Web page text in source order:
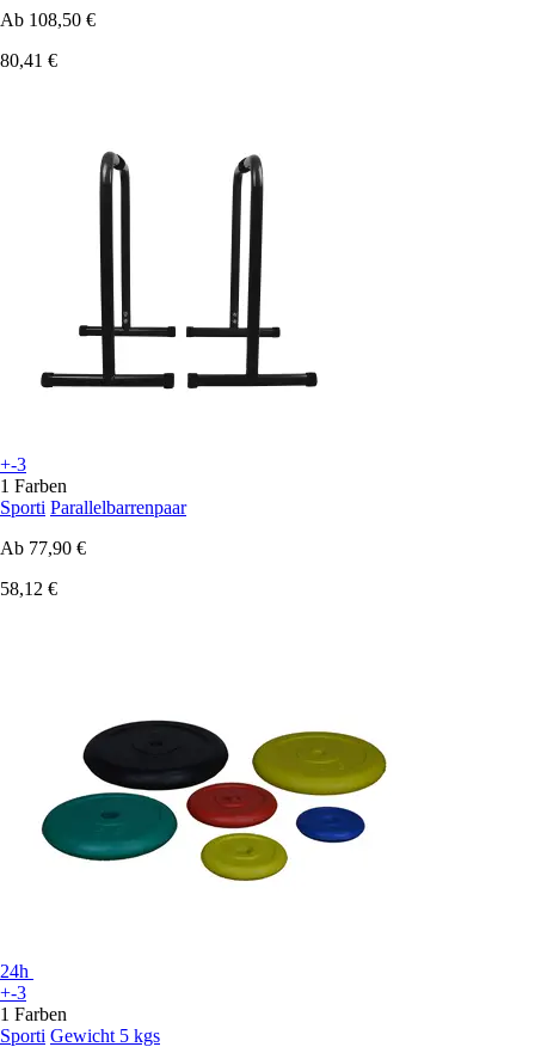
Ab 108,50 €
80,41 €
+-3
1 Farben
Sporti Parallelbarrenpaar
Ab 77,90 €
58,12 €
24h
+-3
1 Farben
Sporti Gewicht 5 kgs